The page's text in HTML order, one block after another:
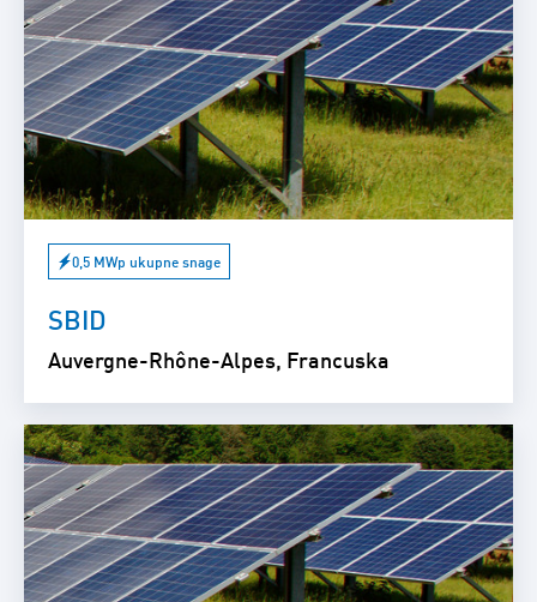
0,5 MWp ukupne snage
SBID
Auvergne-Rhône-Alpes, Francuska